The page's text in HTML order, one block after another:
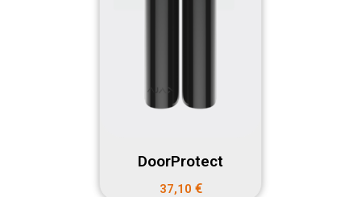
DoorProtect
37,10 €